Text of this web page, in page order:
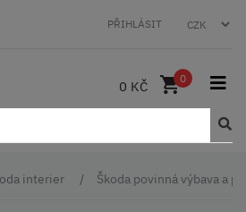
PŘIHLÁSIT
0 KČ 0
interier Škoda povinná výbava a